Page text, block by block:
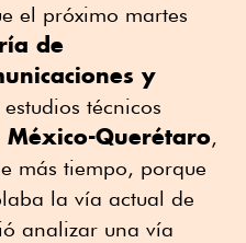
el próximo martes
de
y
estudios técnicos
México-Querétaro,
más tiempo, porque
la vía actual de
analizar una vía